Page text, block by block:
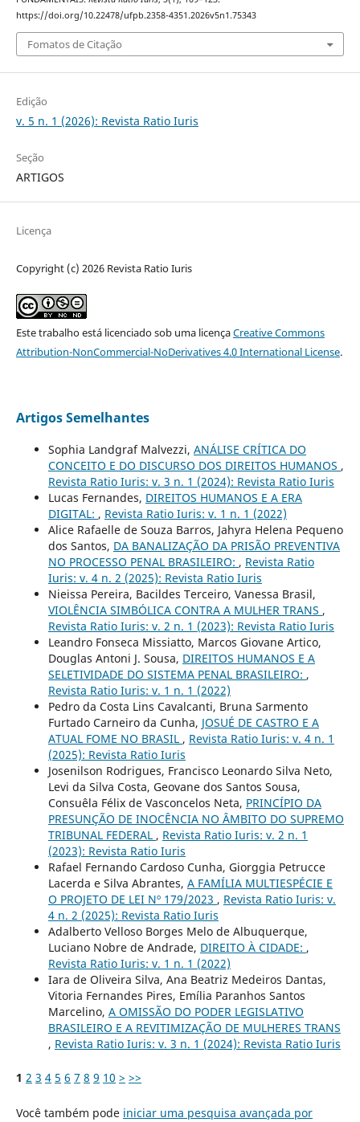
https://doi.org/10.22478/ufpb.2358-4351.2026v5n1.75343
Fomatos de Citação
Edição
v. 5 n. 1 (2026): Revista Ratio Iuris
Seção
ARTIGOS
Licença
Copyright (c) 2026 Revista Ratio Iuris
Este trabalho está licenciado sob uma licençaCreative Commons
Attribution-NonCommercial-NoDerivatives 4.0 International License.
Artigos Semelhantes
Sophia Landgraf Malvezzi, ANÁLISE CRÍTICA DO
CONCEITO E DO DISCURSO DOS DIREITOS HUMANOS ,
Revista Ratio Iuris: v. 3 n. 1 (2024): Revista Ratio Iuris
Lucas Fernandes, DIREITOS HUMANOS E A ERA
DIGITAL: , Revista Ratio Iuris: v. 1 n. 1 (2022)
Alice Rafaelle de Souza Barros, Jahyra Helena Pequeno
dos Santos, DA BANALIZAÇÃO DA PRISÃO PREVENTIVA
NO PROCESSO PENAL BRASILEIRO: , Revista Ratio
Iuris: v. 4 n. 2 (2025): Revista Ratio Iuris
Nieissa Pereira, Bacildes Terceiro, Vanessa Brasil,
VIOLÊNCIA SIMBÓLICA CONTRA A MULHER TRANS ,
Revista Ratio Iuris: v. 2 n. 1 (2023): Revista Ratio Iuris
Leandro Fonseca Missiatto, Marcos Giovane Artico,
Douglas Antoni J. Sousa, DIREITOS HUMANOS E A
SELETIVIDADE DO SISTEMA PENAL BRASILEIRO: ,
Revista Ratio Iuris: v. 1 n. 1 (2022)
Pedro da Costa Lins Cavalcanti, Bruna Sarmento
Furtado Carneiro da Cunha, JOSUÉ DE CASTRO E A
ATUAL FOME NO BRASIL , Revista Ratio Iuris: v. 4 n. 1
(2025): Revista Ratio Iuris
Josenilson Rodrigues, Francisco Leonardo Silva Neto,
Levi da Silva Costa, Geovane dos Santos Sousa,
Consuêla Félix de Vasconcelos Neta, PRINCÍPIO DA
PRESUNÇÃO DE INOCÊNCIA NO ÂMBITO DO SUPREMO
TRIBUNAL FEDERAL , Revista Ratio Iuris: v. 2 n. 1
(2023): Revista Ratio Iuris
Rafael Fernando Cardoso Cunha, Giorggia Petrucce
Lacerda e Silva Abrantes, A FAMÍLIA MULTIESPÉCIE E
O PROJETO DE LEI Nº 179/2023 , Revista Ratio Iuris: v.
4 n. 2 (2025): Revista Ratio Iuris
Adalberto Velloso Borges Melo de Albuquerque,
Luciano Nobre de Andrade, DIREITO À CIDADE: ,
Revista Ratio Iuris: v. 1 n. 1 (2022)
Iara de Oliveira Silva, Ana Beatriz Medeiros Dantas,
Vitoria Fernandes Pires, Emília Paranhos Santos
Marcelino, A OMISSÃO DO PODER LEGISLATIVO
BRASILEIRO E A REVITIMIZAÇÃO DE MULHERES TRANS
, Revista Ratio Iuris: v. 3 n. 1 (2024): Revista Ratio Iuris
1 2 3 4 5 6 7 8 9 10 > >>
Você também pode iniciar uma pesquisa avançada por